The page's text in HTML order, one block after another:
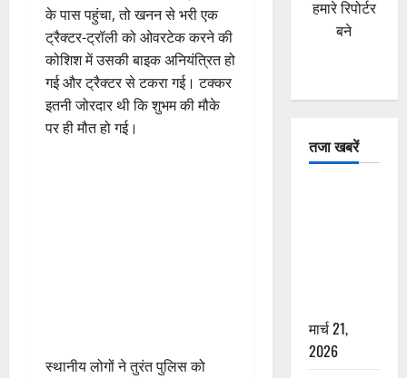
के पास पहुंचा, तो खनन से भरी एक
ट्रैक्टर-ट्रॉली को ओवरटेक करने की
कोशिश में उसकी बाइक अनियंत्रित हो
गई और ट्रैक्टर से टकरा गई। टक्कर
इतनी जोरदार थी कि शुभम की मौके
पर ही मौत हो गई।
स्थानीय लोगों ने तुरंत पुलिस को
हमारे रिपोर्टर
बने
तजा खबरें
मार्च 21,
2026